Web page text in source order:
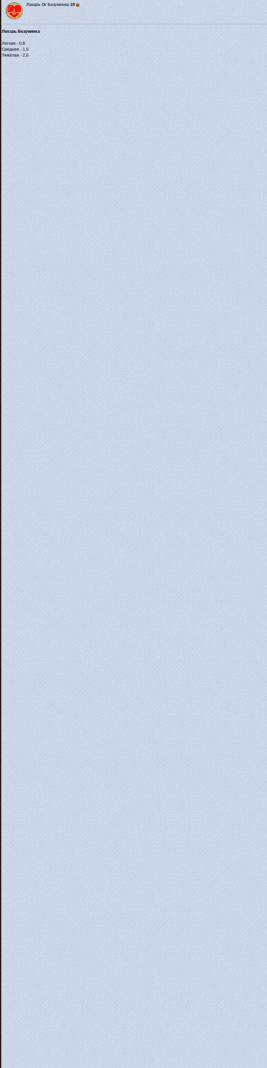
Лекарь Or Безуминка 20
Лекарь Безуминка
Легкая - 0,8
Средняя - 1,5
Тяжёлая - 2,6